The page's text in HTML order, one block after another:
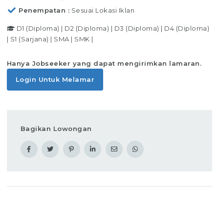
Penempatan
Sesuai Lokasi Iklan
D1 (Diploma) | D2 (Diploma) | D3 (Diploma) | D4 (Diploma)
| S1 (Sarjana) | SMA | SMK |
Hanya Jobseeker yang dapat mengirimkan lamaran.
Login Untuk Melamar
Bagikan Lowongan